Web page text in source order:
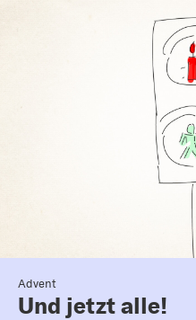
Advent
Und jetzt alle!